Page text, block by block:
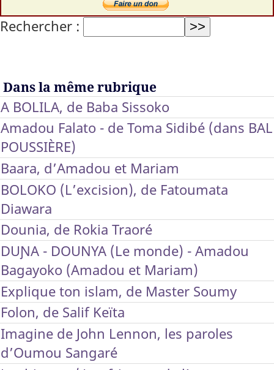
Rechercher :
Dans la même rubrique
A BOLILA, de Baba Sissoko
Amadou Falato - de Toma Sidibé (dans BAL
POUSSIÈRE)
Baara, d’Amadou et Mariam
BOLOKO (L’excision), de Fatoumata
Diawara
Dounia, de Rokia Traoré
DUƝA - DOUNYA (Le monde) - Amadou
Bagayoko (Amadou et Mariam)
Explique ton islam, de Master Soumy
Folon, de Salif Keïta
Imagine de John Lennon, les paroles
d’Oumou Sangaré